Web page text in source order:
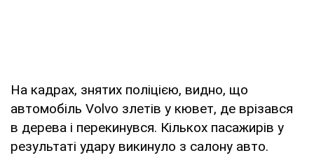
На кадрах, знятих поліцією, видно, що
автомобіль Volvo злетів у кювет, де врізався
в дерева і перекинувся. Кількох пасажирів у
результаті удару викинуло з салону авто.